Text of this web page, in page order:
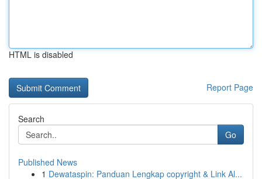
HTML is disabled
Report Page
Search
Go
Published News
1 Dewataspin: Panduan Lengkap copyright & Link Al...